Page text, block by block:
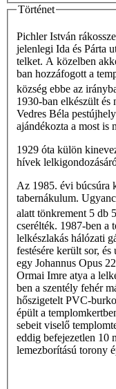
Történet
Pichler István
jelenlegi Ida és Párta
telket. A közelben
ban hozzáfogott a
község ebbe az
1930-ban elkészült és
Vedres Béla
ajándékozta a most is
1929 óta külön
hívek
Az 1985. évi búcsúra
tabernákulum.
alatt tönkrement 5 db
cserélték. 1987-ben a
lelkészlakás hálózati
festésére került sor,
egy Johannus Opus
Ormai Imre atya a
ben a szentély fehér
hőszigetelt PVC-
épült a
sebeit viselő
eddig befejezetlen 10
lemezborítású torony